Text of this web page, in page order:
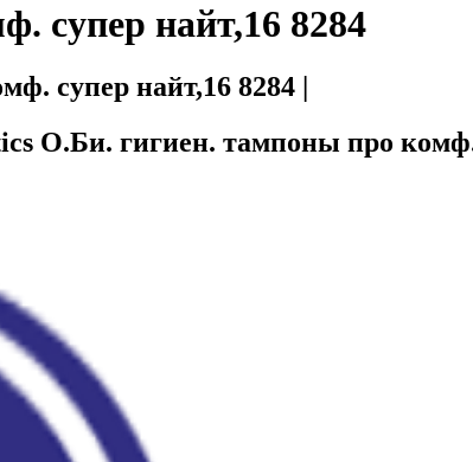
супер найт,16 8284
супер найт,16 8284 |
О.Би. гигиен. тампоны про комф.